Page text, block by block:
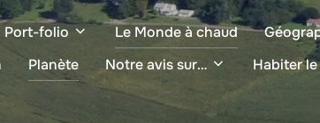
Port-folio Le Monde à chaud
Planète Notre avis sur… Habiter